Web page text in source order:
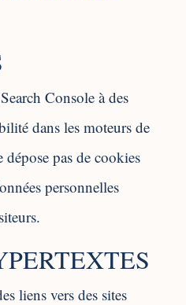
Console à des
dans les moteurs de
pas de cookies
personnelles
liens vers des sites